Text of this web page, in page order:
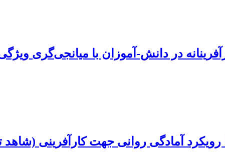
در دانش-آموزان با میانجی‌گری
رویکرد آمادگی روانی جهت کارآفرینی